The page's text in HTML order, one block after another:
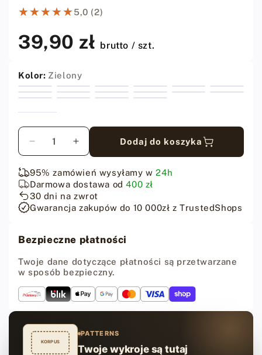
★★★★★
★★★★★5,0 (2)
Cena
regularna
39,90 zł brutto / szt.
Kolor: Zielony
Ilość
Zmniejsz
ilość
dla
Fiebing&#39;s
Pro
Dye
farba
do
skóry
118
Zwiększ
ilość
dla
Fiebing&#39;s
Pro
Dye
farba
do
skóry
118
Dodaj do koszyka
95% zamówień wysyłamy w24h
Darmowa dostawa od400 zł
30 dni na zwrot
Gwarancja zakupów do 10 000zł z TrustedShops
Bezpieczne płatności
Twoje dane dotyczące płatności są przetwarzane
w sposób bezpieczny.
KORPUS
PATTERNS
Twoje wykroje są tutaj